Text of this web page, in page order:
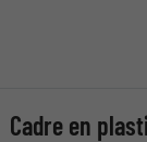
Cadre en